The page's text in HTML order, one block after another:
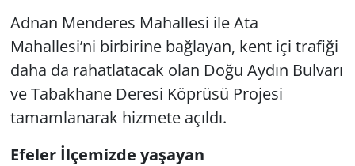
Adnan Menderes Mahallesi ile Ata
Mahallesi’ni birbirine bağlayan, kent içi trafiği
daha da rahatlatacak olan Doğu Aydın Bulvarı
ve Tabakhane Deresi Köprüsü Projesi
tamamlanarak hizmete açıldı.
Efeler İlçemizde yaşayan